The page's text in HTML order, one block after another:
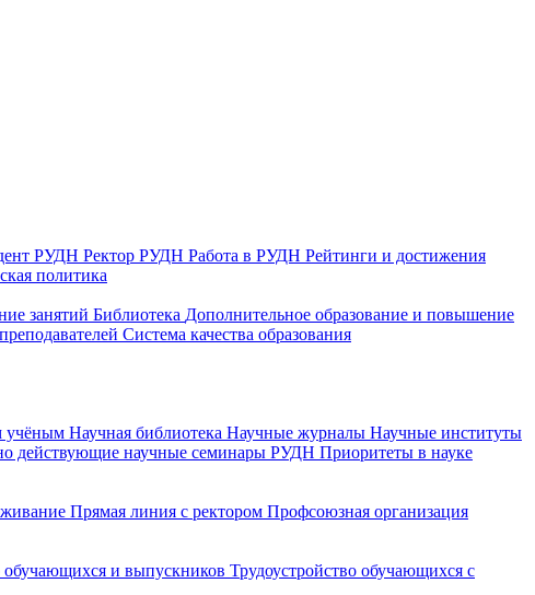
РУДН Ректор РУДН Работа в РУДН Рейтинги и достижения
политика
занятий Библиотека Дополнительное образование и повышение
Система качества образования
учёным Научная библиотека Научные журналы Научные институты
действующие научные семинары РУДН Приоритеты в науке
Прямая линия с ректором Профсоюзная организация
обучающихся и выпускников Трудоустройство обучающихся с